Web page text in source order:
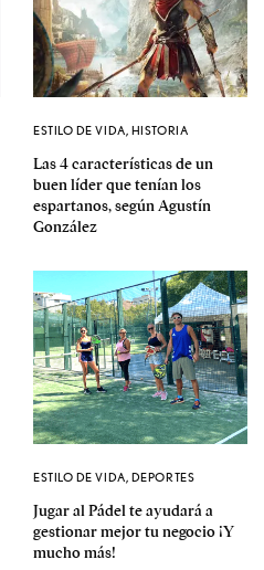
ESTILO DE VIDA, HISTORIA
Las 4 características de un
buen líder que tenían los
espartanos, según Agustín
González
ESTILO DE VIDA, DEPORTES
Jugar al Pádel te ayudará a
gestionar mejor tu negocio ¡Y
mucho más!